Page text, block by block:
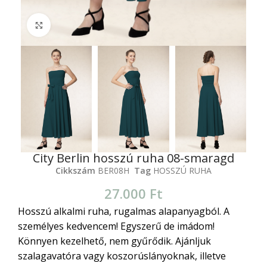
Click to enlarge
City Berlin hosszú ruha 08-smaragd
Cikkszám BER08H Tag HOSSZÚ RUHA
27.000 Ft
Hosszú alkalmi ruha, rugalmas alapanyagból. A
személyes kedvencem! Egyszerű de imádom!
Könnyen kezelhető, nem gyűrődik. Ajánljuk
szalagavatóra vagy koszorúslányoknak, illetve